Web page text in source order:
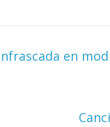
en